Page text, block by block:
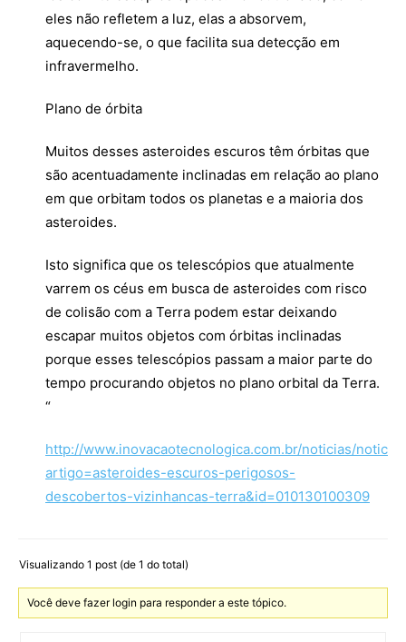
eles não refletem a luz, elas a absorvem,
aquecendo-se, o que facilita sua detecção em
infravermelho.
Plano de órbita
Muitos desses asteroides escuros têm órbitas que
são acentuadamente inclinadas em relação ao plano
em que orbitam todos os planetas e a maioria dos
asteroides.
Isto significa que os telescópios que atualmente
varrem os céus em busca de asteroides com risco
de colisão com a Terra podem estar deixando
escapar muitos objetos com órbitas inclinadas
porque esses telescópios passam a maior parte do
tempo procurando objetos no plano orbital da Terra.
“
http://www.inovacaotecnologica.com.br/noticias/
artigo=asteroides-escuros-perigosos-
descobertos-vizinhancas-terra&id=010130100309
Visualizando 1 post (de 1 do total)
Você deve fazer login para responder a este tópico.